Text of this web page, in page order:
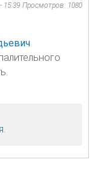
15:39 Просмотров: 1080